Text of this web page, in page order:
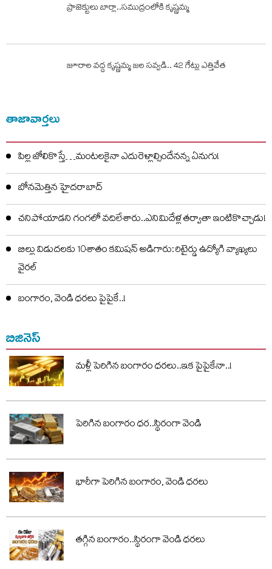
ప్రాజెక్టులు బార్లా..సముద్రంలోకి కృష్ణమ్మ
జూరాల వ‌ద్ద కృష్ణ‌మ్మ జ‌ల స‌వ్వ‌డి.. 42 గేట్లు ఎత్తివేత‌
తాజావార్తలు
పిల్ల జోలికొస్తే…మంటలకైనా ఎదురెళ్లాల్సిందేనన్న ఏనుగు!
బోనమెత్తిన హైదరాబాద్
చనిపోయాడని గంగలో వదిలేశారు..ఎనిమిదేళ్ల తర్వాతా ఇంటికొచ్చాడు!
బిల్లు విడుదలకు 10శాతం కమిషన్ అడిగారు: రిటైర్డు ఉద్యోగి వ్యాఖ్యలు
వైరల్
బంగారం, వెండి ధరలు పైపైకే..!
బిజినెస్
మళ్లీ పెరిగిన బంగారం ధరలు..ఇక పైపైకేనా..!
పెరిగిన బంగారం ధర..స్థిరంగా వెండి
భారీగా పెరిగిన బంగారం, వెండి ధరలు
తగ్గిన బంగారం..స్థిరంగా వెండి ధరలు